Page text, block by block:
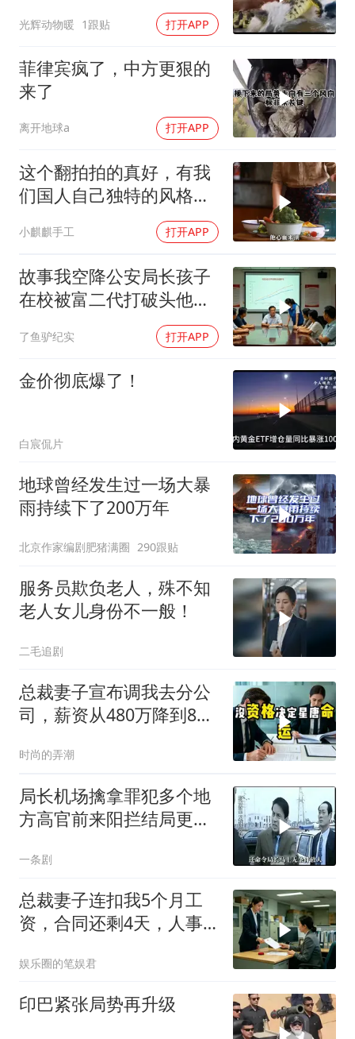
东方之约 相约未来
光辉动物暖 1跟贴 打开APP
菲律宾疯了，中方更狠的
来了
离开地球a 打开APP
这个翻拍拍的真好，有我
们国人自己独特的风格魅
小麒麒手工 打开APP
故事我空降公安局长孩子
在校被富二代打破头他爹
了鱼驴纪实 打开APP
金价彻底爆了！
白宸侃片
地球曾经发生过一场大暴
雨持续下了200万年
北京作家编剧肥猪满圈 290跟贴
服务员欺负老人，殊不知
老人女儿身份不一般！
二毛追剧
总裁妻子宣布调我去分公
司，薪资从480万降到8
时尚的弄潮
局长机场擒拿罪犯多个地
方高官前来阳拦结局更引
一条剧
总裁妻子连扣我5个月工
资，合同还剩4天，人事
娱乐圈的笔娱君
印巴紧张局势再升级